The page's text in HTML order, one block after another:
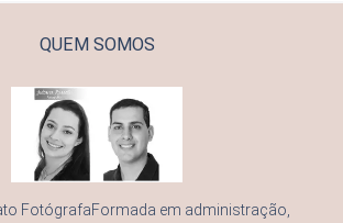
QUEM SOMOS
FotógrafaFormada em administração,